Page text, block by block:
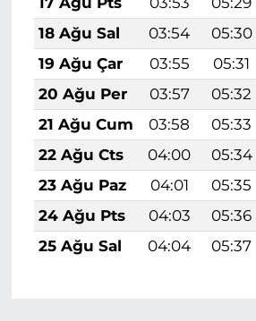
18 Ağu Sal
03:54 05:30
19 Ağu Çar
03:55 05:31
20 Ağu Per
03:57 05:32
21 Ağu Cum
03:58 05:33
22 Ağu Cts
04:00 05:34
23 Ağu Paz
04:01 05:35
24 Ağu Pts
04:03 05:36
25 Ağu Sal
04:04 05:37